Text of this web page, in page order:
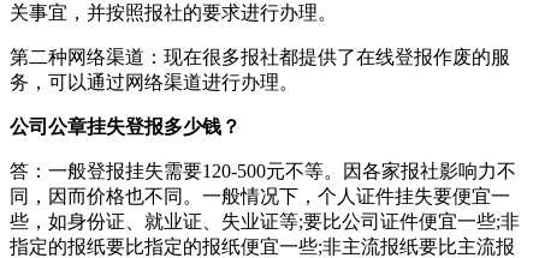
关事宜，并按照报社的要求进行办理。
第二种网络渠道：现在很多报社都提供了在线登报作废的服
务，可以通过网络渠道进行办理。
公司公章挂失登报多少钱？
答：一般登报挂失需要120-500元不等。因各家报社影响力不
同，因而价格也不同。一般情况下，个人证件挂失要便宜一
些，如身份证、就业证、失业证等;要比公司证件便宜一些;非
指定的报纸要比指定的报纸便宜一些;非主流报纸要比主流报